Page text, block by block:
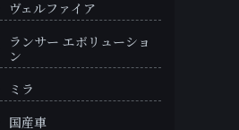
ヴェルファイア
ランサー エボリューショ
ン
ミラ
国産車